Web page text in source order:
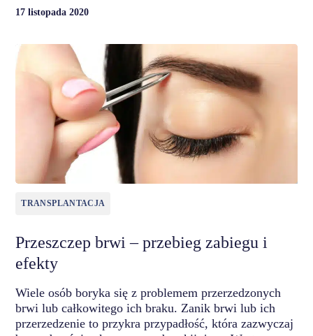
17 listopada 2020
TRANSPLANTACJA
Przeszczep brwi – przebieg zabiegu i
efekty
Wiele osób boryka się z problemem przerzedzonych
brwi lub całkowitego ich braku. Zanik brwi lub ich
przerzedzenie to przykra przypadłość, która zazwyczaj